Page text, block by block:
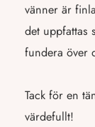
vänner är
det uppfattas
fundera över
Tack för en
värdefullt!